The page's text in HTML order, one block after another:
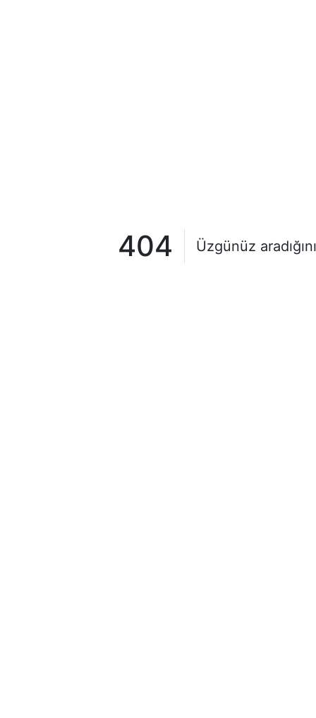
404 Üzgünüz